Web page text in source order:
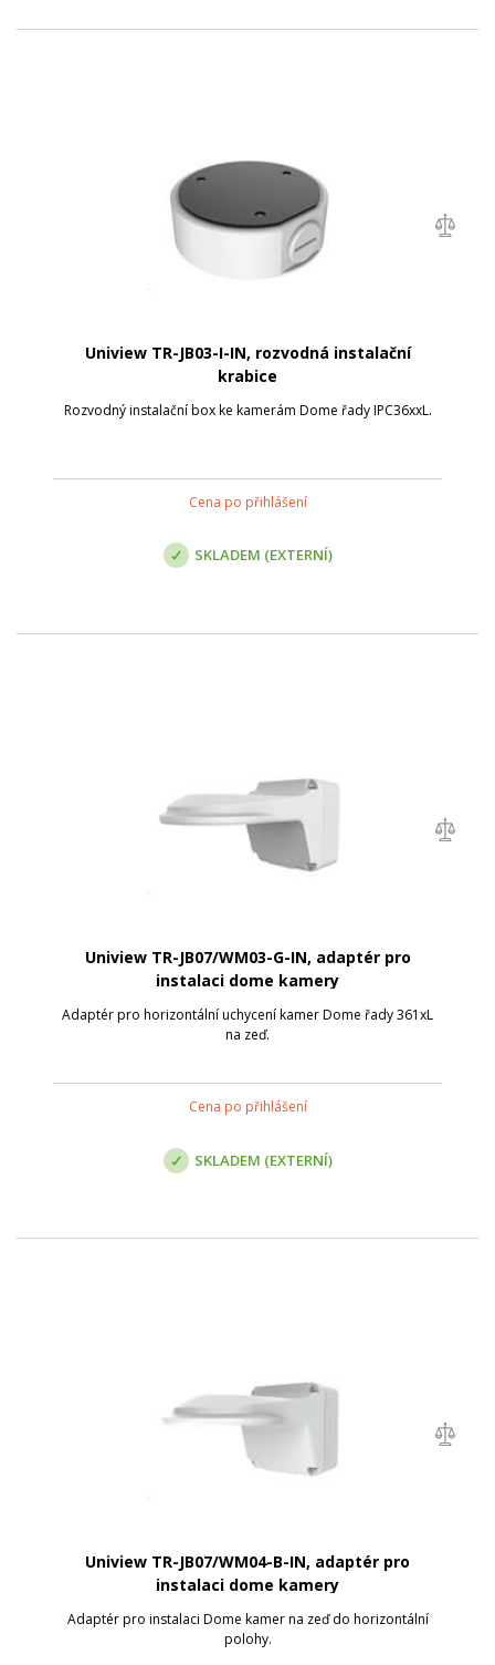
Uniview TR-JB03-I-IN, rozvodná instalační
krabice
Rozvodný instalační box ke kamerám Dome řady IPC36xxL.
Cena po přihlášení
SKLADEM (EXTERNÍ)
Uniview TR-JB07/WM03-G-IN, adaptér pro
instalaci dome kamery
Adaptér pro horizontální uchycení kamer Dome řady 361xL
na zeď.
Cena po přihlášení
SKLADEM (EXTERNÍ)
Uniview TR-JB07/WM04-B-IN, adaptér pro
instalaci dome kamery
Adaptér pro instalaci Dome kamer na zeď do horizontální
polohy.